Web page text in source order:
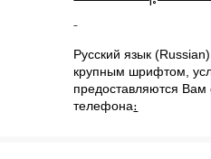
Русский язык (Russian
крупным шрифтом,
предоставляются Вам
телефона։